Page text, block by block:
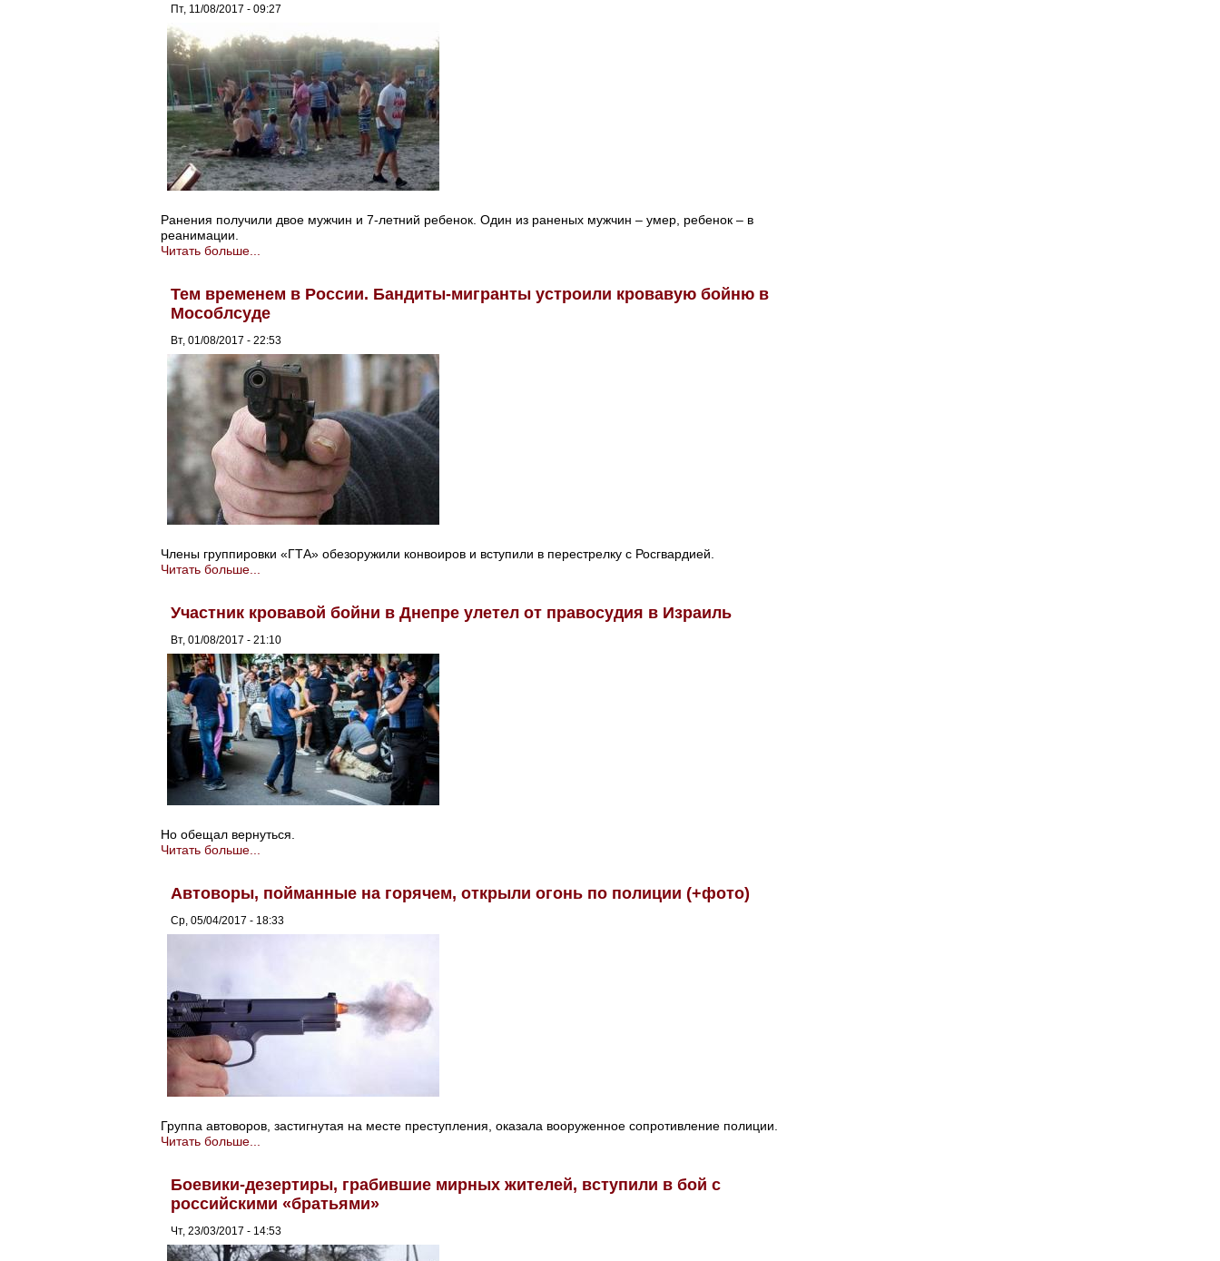
Пт, 11/08/2017 - 09:27
Ранения получили двое мужчин и 7-летний ребенок. Один из раненых мужчин – умер, ребенок – в
реанимации.
Читать больше...
Тем временем в России. Бандиты-мигранты устроили кровавую бойню в
Мособлсуде
Вт, 01/08/2017 - 22:53
Члены группировки «ГТА» обезоружили конвоиров и вступили в перестрелку с Росгвардией.
Читать больше...
Участник кровавой бойни в Днепре улетел от правосудия в Израиль
Вт, 01/08/2017 - 21:10
Но обещал вернуться.
Читать больше...
Автоворы, пойманные на горячем, открыли огонь по полиции (+фото)
Ср, 05/04/2017 - 18:33
Группа автоворов, застигнутая на месте преступления, оказала вооруженное сопротивление полиции.
Читать больше...
Боевики-дезертиры, грабившие мирных жителей, вступили в бой с
российскими «братьями»
Чт, 23/03/2017 - 14:53